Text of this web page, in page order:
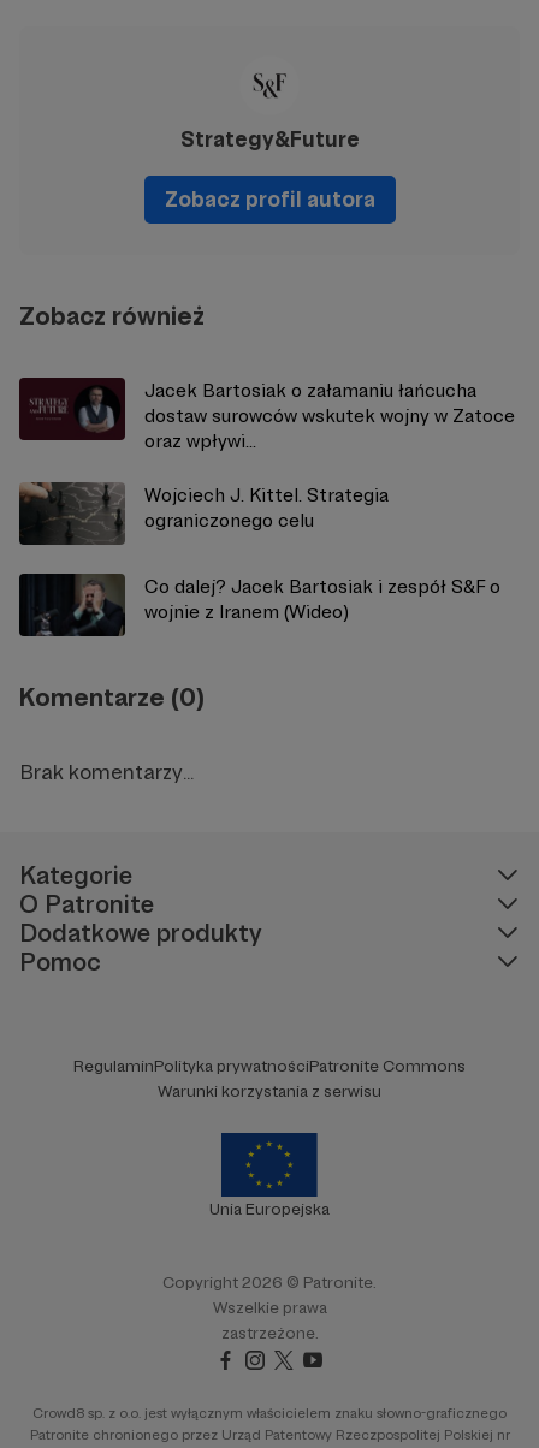
Strategy&Future
Zobacz profil autora
Zobacz również
Jacek Bartosiak o załamaniu łańcucha
dostaw surowców wskutek wojny w Zatoce
oraz wpływi...
Wojciech J. Kittel. Strategia
ograniczonego celu
Co dalej? Jacek Bartosiak i zespół S&F o
wojnie z Iranem (Wideo)
Komentarze (0)
Brak komentarzy...
Kategorie
O Patronite
Dodatkowe produkty
Pomoc
RegulaminPolityka prywatnościPatronite Commons
Warunki korzystania z serwisu
Unia Europejska
Copyright 2026 © Patronite.
Wszelkie prawa
zastrzeżone.
Crowd8 sp. z o.o. jest wyłącznym właścicielem znaku słowno-graficznego
Patronite chronionego przez Urząd Patentowy Rzeczpospolitej Polskiej nr